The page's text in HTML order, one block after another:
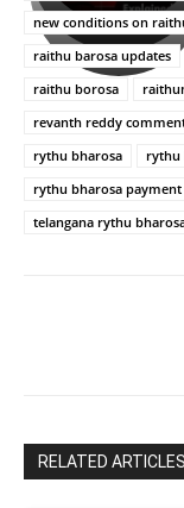
ఉపాసన..
పాపం
రామ్
చరణ్
new conditions on
raithu barosa updates
raithu borosa
revanth reddy
rythu bharosa
rythu
rythu bharosa payment
telangana rythu
RELATED ARTICLES